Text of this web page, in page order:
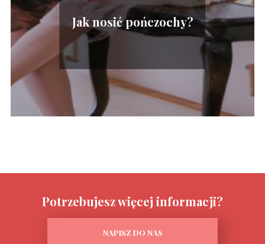
Jak nosić pończochy?
Potrzebujesz więcej informacji?
NAPISZ DO NAS